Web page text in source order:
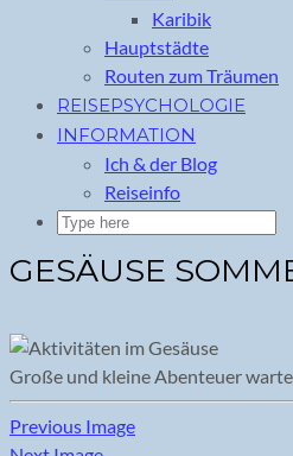
Karibik
Hauptstädte
Routen zum Träumen
REISEPSYCHOLOGIE
INFORMATION
Ich & der Blog
Reiseinfo
GESÄUSE
Große und kleine Abenteuer
Previous Image